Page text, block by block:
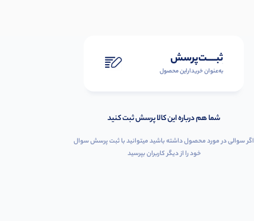
ثبـــــت‌پرسش
به‌عنوان ‌خریدار‌این‌ محصول
شما هم درباره این کالا پرسش ثبت کنید
اگر سوالی در مورد محصول داشته باشید میتوانید با ثبت پرسش سوال
خود را از دیگر کاربران بپرسید